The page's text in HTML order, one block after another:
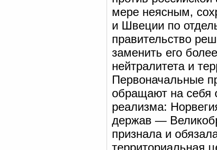
мере неясным,
и Швеции по
правительство
заменить его
нейтралитета и
Первоначальные
обращают на себя
реализма:
держав —
признала и
территориальная